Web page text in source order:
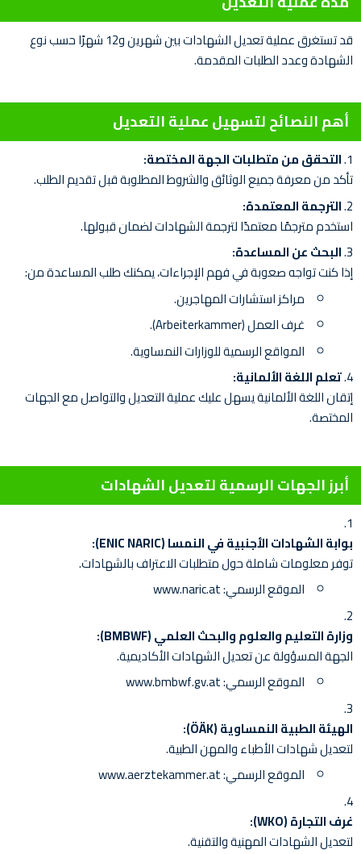
قد تستغرق عملية تعديل الشهادات بين شهرين و12 شهرًا حسب نوع
الشهادة وعدد الطلبات المقدمة.
أهم النصائح لتسهيل عملية التعديل
التحقق من متطلبات الجهة المختصة:
تأكد من معرفة جميع الوثائق والشروط المطلوبة قبل تقديم الطلب.
الترجمة المعتمدة:
استخدم مترجمًا معتمدًا لترجمة الشهادات لضمان قبولها.
البحث عن المساعدة:
إذا كنت تواجه صعوبة في فهم الإجراءات، يمكنك طلب المساعدة من:
مراكز استشارات المهاجرين.
غرف العمل (Arbeiterkammer).
المواقع الرسمية للوزارات النمساوية.
تعلم اللغة الألمانية:
إتقان اللغة الألمانية يسهل عليك عملية التعديل والتواصل مع الجهات
المختصة.
أبرز الجهات الرسمية لتعديل الشهادات
بوابة الشهادات الأجنبية في النمسا (ENIC NARIC):
توفر معلومات شاملة حول متطلبات الاعتراف بالشهادات.
الموقع الرسمي:www.naric.at
وزارة التعليم والعلوم والبحث العلمي (BMBWF):
الجهة المسؤولة عن تعديل الشهادات الأكاديمية.
الموقع الرسمي:www.bmbwf.gv.at
الهيئة الطبية النمساوية (ÖÄK):
لتعديل شهادات الأطباء والمهن الطبية.
الموقع الرسمي:www.aerztekammer.at
غرف التجارة (WKO):
لتعديل الشهادات المهنية والتقنية.